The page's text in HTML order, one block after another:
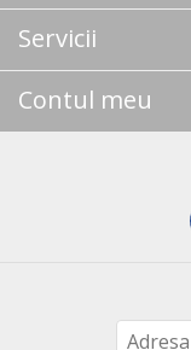
Servicii
Contul meu